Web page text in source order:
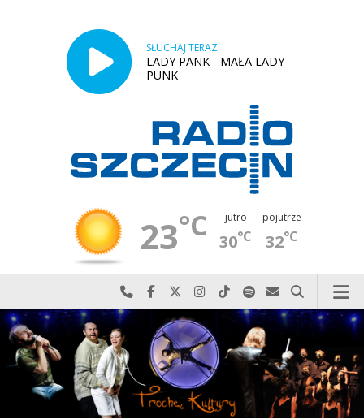
SŁUCHAJ TERAZ
LADY PANK - MAŁA LADY
PUNK
23°C jutro
30°C
pojutrze
32°C
Najlepiej po prostu do nas zadzwoń
Odwiedź nas na Facebook-u
Odwiedź nas na X
Odwiedź nas na Instagram-ie
Odwiedź nas na TikTok-u
Szukaj nas na Spotify
Wyślij do nas
Szukaj